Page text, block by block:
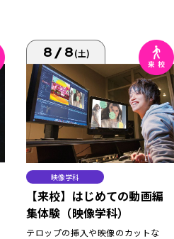
8/8(土)
映像学科
【来校】はじめての動画編
集体験（映像学科）
テロップの挿入や映像のカットな